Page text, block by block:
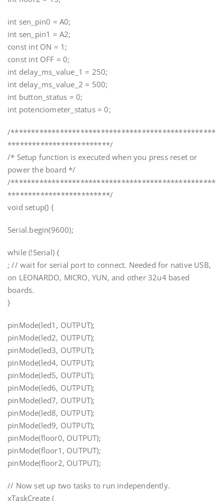
int sen_pin0 = A0;
int sen_pin1 = A2;
const int ON = 1;
const int OFF = 0;
int delay_ms_value_1 = 250;
int delay_ms_value_2 = 500;
int button_status = 0;
int potenciometer_status = 0;
/**************************************************
*************************/
/* Setup function is executed when you press reset or
power the board */
/**************************************************
*************************/
void setup() {
Serial.begin(9600);
while (!Serial) {
; // wait for serial port to connect. Needed for native USB,
on LEONARDO, MICRO, YUN, and other 32u4 based
boards.
}
pinMode(led1, OUTPUT);
pinMode(led2, OUTPUT);
pinMode(led3, OUTPUT);
pinMode(led4, OUTPUT);
pinMode(led5, OUTPUT);
pinMode(led6, OUTPUT);
pinMode(led7, OUTPUT);
pinMode(led8, OUTPUT);
pinMode(led9, OUTPUT);
pinMode(floor0, OUTPUT);
pinMode(floor1, OUTPUT);
pinMode(floor2, OUTPUT);
// Now set up two tasks to run independently.
xTaskCreate (